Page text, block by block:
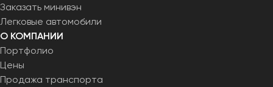
Заказать минивэн
Легковые автомобили
О КОМПАНИИ
Портфолио
Цены
Продажа транспорта